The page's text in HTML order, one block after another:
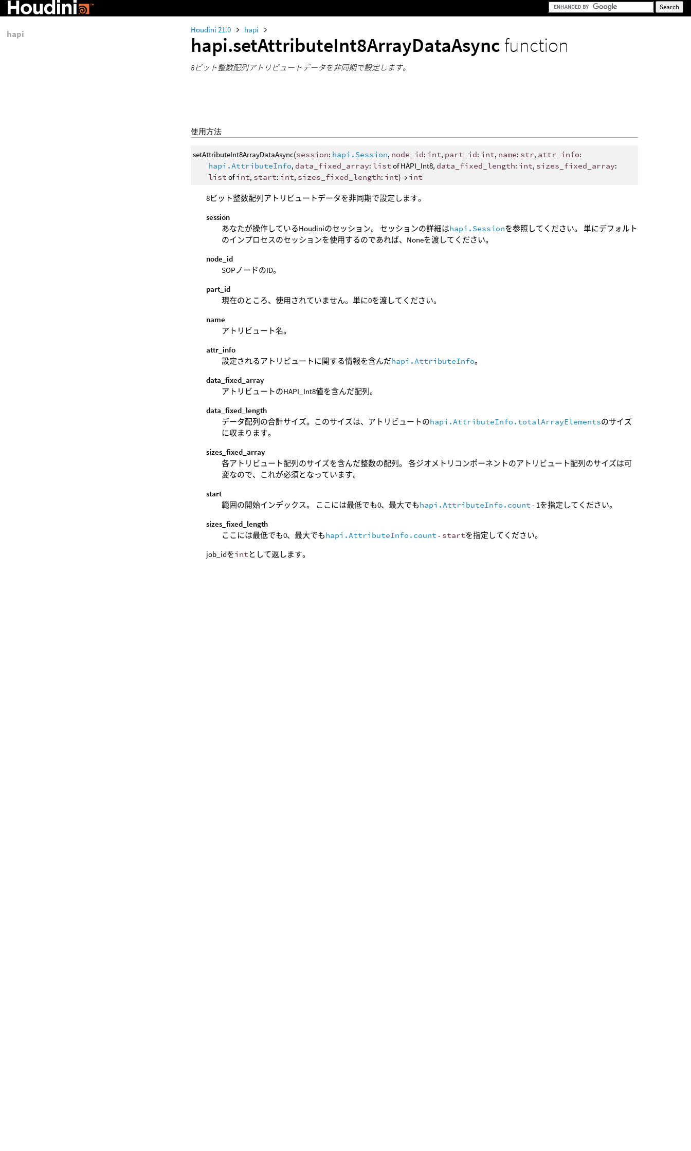
Houdini 21.0 hapi
hapi.setAttributeInt8ArrayDataAsync function
8ビット整数配列アトリビュートデータを非同期で設定します。
使用方法
setAttributeInt8ArrayDataAsync(session: hapi.Session, node_id: int, part_id: int, name: str, attr_info:
hapi.AttributeInfo, data_fixed_array: list of HAPI_Int8, data_fixed_length: int, sizes_fixed_array:
list ofint, start: int, sizes_fixed_length: int) → int
8ビット整数配列アトリビュートデータを非同期で設定します。
session
あなたが操作しているHoudiniのセッション。 セッションの詳細はhapi.Sessionを参照してください。 単にデフォルト
のインプロセスのセッションを使用するのであれば、Noneを渡してください。
node_id
SOPノードのID。
part_id
現在のところ、使用されていません。単に0を渡してください。
name
アトリビュート名。
attr_info
設定されるアトリビュートに関する情報を含んだhapi.AttributeInfo。
data_fixed_array
アトリビュートのHAPI_Int8値を含んだ配列。
data_fixed_length
データ配列の合計サイズ。このサイズは、アトリビュートのhapi.AttributeInfo.totalArrayElementsのサイズ
に収まります。
sizes_fixed_array
各アトリビュート配列のサイズを含んだ整数の配列。 各ジオメトリコンポーネントのアトリビュート配列のサイズは可
変なので、これが必須となっています。
start
範囲の開始インデックス。 ここには最低でも0、最大でもhapi.AttributeInfo.count - 1を指定してください。
sizes_fixed_length
ここには最低でも0、最大でもhapi.AttributeInfo.count - startを指定してください。
job_idをintとして返します。
hapi